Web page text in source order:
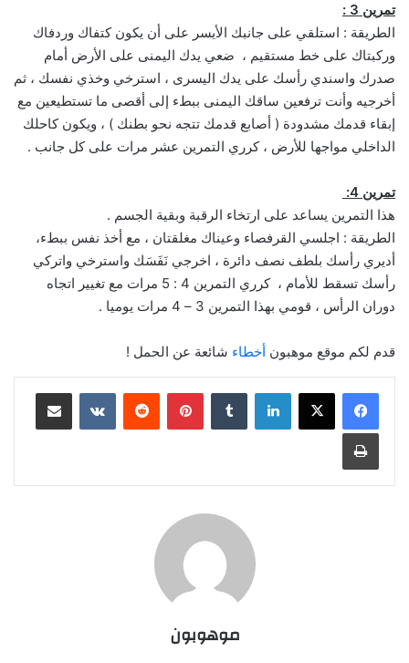
تمرين 3 :
الطريقة : استلقي على جانبك الأيسر على أن يكون كتفاك وردفاك
وركبتاك على خط مستقيم ، ضعي يدك اليمنى على الأرض أمام
صدرك واسندي رأسك على يدك اليسرى ، استرخي وخذي نفسك ، ثم
أخرجيه وأنت ترفعين ساقك اليمنى ببطء إلى أقصى ما تستطيعين مع
إبقاء قدمك مشدودة ( أصابع قدمك تتجه نحو بطنك ) ، ويكون كاحلك
الداخلي مواجها للأرض ، كرري التمرين عشر مرات على كل جانب .
تمرين 4:
هذا التمرين يساعد على ارتخاء الرقبة وبقية الجسم .
الطريقة : اجلسي القرفصاء وعيناك مغلقتان ، مع أخذ نفس ببطء،
أديري رأسك بلطف نصف دائرة ، اخرجي نَفَسَك واسترخي واتركي
رأسك تسقط للأمام ، كرري التمرين 4 : 5 مرات مع تغيير اتجاه
دوران الرأس ، قومي بهذا التمرين 3 – 4 مرات يوميا .
قدم لكم موقع موهبون أخطاء شائعة عن الحمل !
لينكدإن بينتيريست
موهوبون